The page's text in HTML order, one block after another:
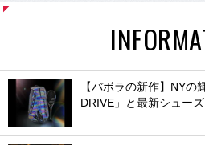
【バボラの新作】NYの
DRIVE」と最新シュー